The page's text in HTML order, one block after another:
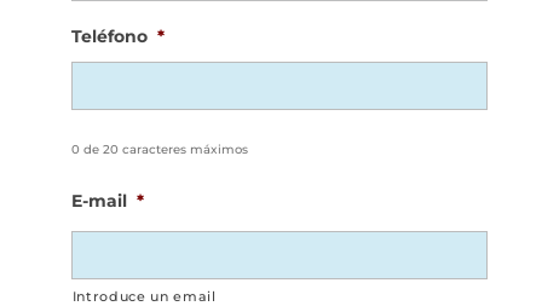
Teléfono *
0 de 20 caracteres máximos
E-mail *
Introduce un email